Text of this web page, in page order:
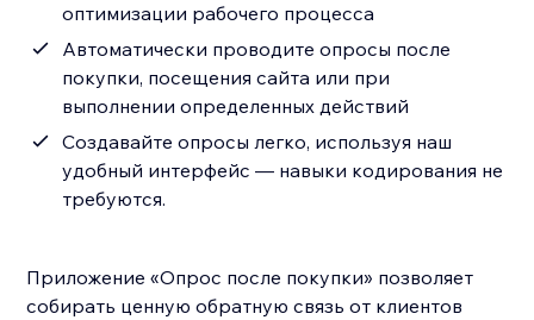
оптимизации рабочего процесса
Автоматически проводите опросы после
покупки, посещения сайта или при
выполнении определенных действий
Создавайте опросы легко, используя наш
удобный интерфейс — навыки кодирования не
требуются.
Приложение «Опрос после покупки» позволяет
собирать ценную обратную связь от клиентов